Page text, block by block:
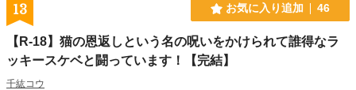
13 お気に入り追加 46
【R-18】猫の恩返しという名の呪いをかけられて誰得なラ
ッキースケベと闘っています！【完結】
千紘コウ